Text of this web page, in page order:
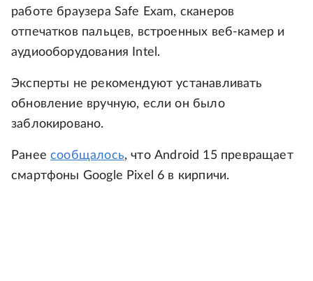
работе браузера Safe Exam, сканеров
отпечатков пальцев, встроенных веб-камер и
аудиооборудования Intel.
Эксперты не рекомендуют устанавливать
обновление вручную, если он было
заблокировано.
Ранеесообщалось, что Android 15 превращает
смартфоны Google Pixel 6 в кирпичи.